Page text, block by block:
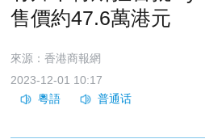
售價約47.6萬港元
來源：香港商報網
2023-12-01 10:17